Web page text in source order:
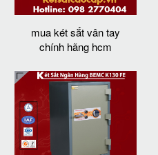
mua két sắt vân tay
chính hãng hcm